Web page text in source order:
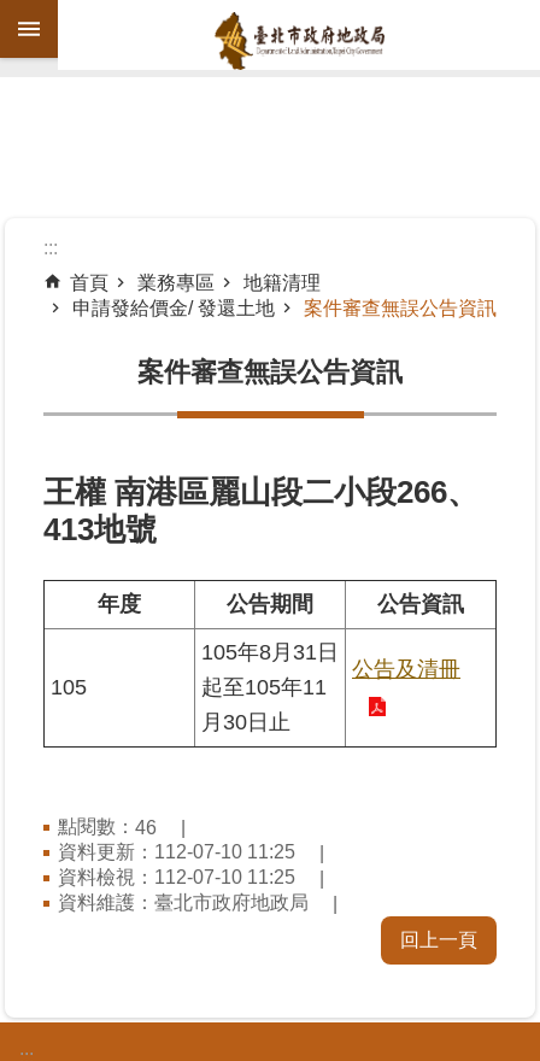
跳到主要內容區塊
機
告
資
訊
務
區
詢
網
路
業
:::
首頁
業務專區
地籍清理
申請發給價金/ 發還土地
案件審查無誤公告資訊
案件審查無誤公告資訊
王權 南港區麗山段二小段266、
413地號
年度 公告期間 公告資訊
105
105年8月31日
起至105年11
月30日止
公告及清冊
點閱數： 46
資料更新：112-07-10 11:25
資料檢視：112-07-10 11:25
資料維護：臺北市政府地政局
回上一頁